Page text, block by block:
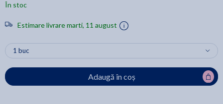
În stoc
Estimare livrare marti, 11 august
Adaugă în coș